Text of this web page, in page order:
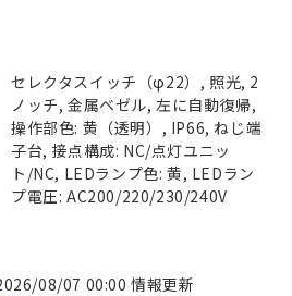
セレクタスイッチ（φ22）, 照光, 2
ノッチ, 金属ベゼル, 左に自動復帰,
操作部色: 黄（透明）, IP66, ねじ端
子台, 接点構成: NC/点灯ユニッ
ト/NC, LEDランプ色: 黄, LEDラン
プ電圧: AC200/220/230/240V
08/07 00:00 情報更新